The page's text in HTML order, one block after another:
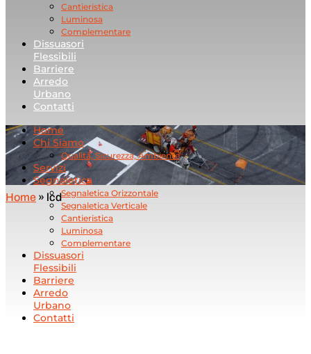
Cantieristica
Luminosa
Complementare
Dissuasori
Flessibili
Barriere
Arredo
Urbano
Contatti
Home
Chi Siamo
Qualità, Sicurezza, Ambiente
Servizi
Segnaletica
Segnaletica Orizzontale
Segnaletica Verticale
Cantieristica
Luminosa
Complementare
Dissuasori
Flessibili
Barriere
Arredo
Urbano
Contatti
Home » lcd